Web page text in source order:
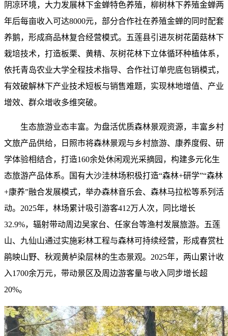
阴凉环境，大力发展林下金蝉特色养殖，柳树林下养殖金蝉两
年后每亩收入可达8000元，部分合作社在养殖金蝉的同时配套
养鹅，形成商品林复合经营模式。五莲县引进灰树花菌菇林下
栽培技术，打造板栗、黄精、灰树花林下立体循环种植体系，
依托青岛农业大学全程技术指导、合作社订单兜底包销模式，
有效破解林下产业技术短板与销售难题，实现林地增值、产业
增效、群众增收多维突破。
生态旅游业态丰富。为盘活优质森林景观资源，丰富乡村
文旅产品供给，日照市将森林景观与乡村旅游、康养度假、研
学体验相结合，打造160余处休闲观光采摘园，构建多元化生
态旅游产品体系。国有大沙洼林场积极打造“森林+研学”“森林
+康养”融合发展模式，举办森林音乐会、森林马拉松等系列活
动。2025年，林场累计吸引游客412万人次，同比增长
32.9%，辐射带动周边吴家台、任家台等渔村发展旅游。五莲
山、九仙山通过实施彩林工程与森林可持续经营，形成春赏杜
鹃映山野、秋观黄栌染层林的生态景观。2025年，两山累计收
入1700余万元，带动景区及周边游客量与收入同步增长超
20%。